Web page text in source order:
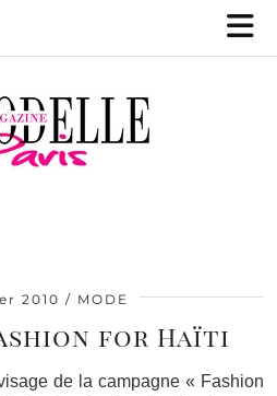
2010 MODE
for Haïti
de la campagne « Fashion